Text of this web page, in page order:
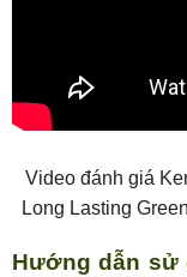
Video đánh giá
Long Lasting
Hướng dẫn sử